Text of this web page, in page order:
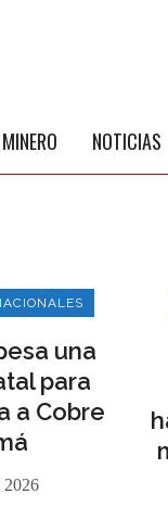
NOTICIAS
una
para
a Cobre